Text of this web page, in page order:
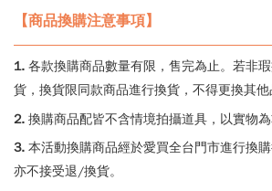
【商品換購注意事項】
1. 各款換購商品數量有限，售完為止。若非
貨，換貨限同款商品進行換貨，不得更換其他
2. 換購商品配皆不含情境拍攝道具，以實物為
3. 本活動換購商品經於愛買全台門市進行換
亦不接受退/換貨。